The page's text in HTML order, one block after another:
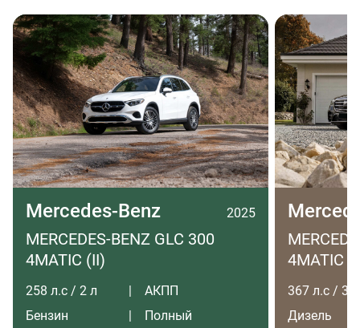
Mercedes-Benz 2025
MERCEDES-BENZ GLC 300
4MATIC (II)
258 л.с / 2 л
АКПП
Бензин
Полный
4MATIC
367 л.с / 3 л
Дизель